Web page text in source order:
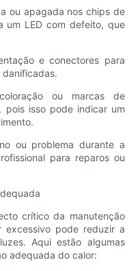
ou apagada nos chips de
um LED com defeito, que
e conectores para
danificadas.
ou marcas de
pois isso pode indicar um
ou problema durante a
para reparos ou
crítico da manutenção
excessivo pode reduzir a
Aqui estão algumas
adequada do calor: